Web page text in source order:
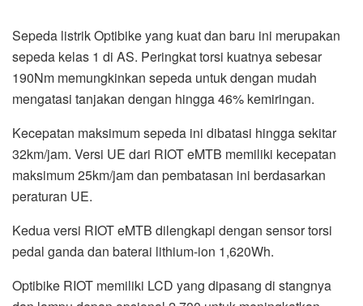
Sepeda listrik Optibike yang kuat dan baru ini merupakan
sepeda kelas 1 di AS. Peringkat torsi kuatnya sebesar
190Nm memungkinkan sepeda untuk dengan mudah
mengatasi tanjakan dengan hingga 46% kemiringan.
Kecepatan maksimum sepeda ini dibatasi hingga sekitar
32km/jam. Versi UE dari RIOT eMTB memiliki kecepatan
maksimum 25km/jam dan pembatasan ini berdasarkan
peraturan UE.
Kedua versi RIOT eMTB dilengkapi dengan sensor torsi
pedal ganda dan baterai lithium-ion 1,620Wh.
Optibike RIOT memiliki LCD yang dipasang di stangnya